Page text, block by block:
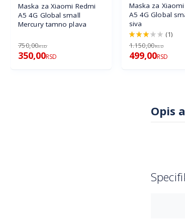
Maska za Xiaomi Redmi
A5 4G Global small
Mercury tamno plava
750,00RSD
350,00RSD
Maska za
A5 4G Global
siva
60%
(1)
1.150,00RSD
499,00RSD
Opis